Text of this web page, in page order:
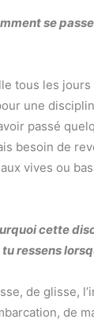
se
tous les
une
passé
besoin de
vives ou
cette
ressens
de glisse,
de